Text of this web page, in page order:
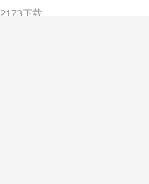
2173下载